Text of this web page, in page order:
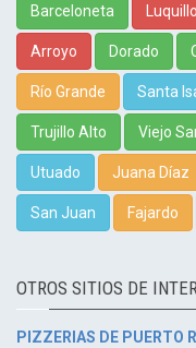
Barceloneta Luquillo
Arroyo Dorado
Río Grande Santa
Trujillo Alto Viejo
Utuado Juana Díaz
San Juan Fajardo
OTROS SITIOS DE
PIZZERIAS DE PUERTO